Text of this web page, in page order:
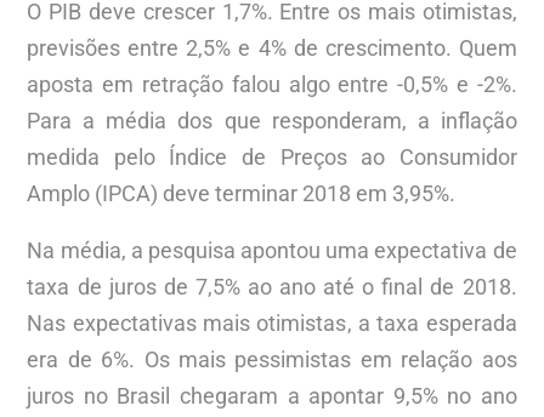
O PIB deve crescer 1,7%. Entre os mais otimistas,
previsões entre 2,5% e 4% de crescimento. Quem
aposta em retração falou algo entre -0,5% e -2%.
Para a média dos que responderam, a inflação
medida pelo Índice de Preços ao Consumidor
Amplo (IPCA) deve terminar 2018 em 3,95%.
Na média, a pesquisa apontou uma expectativa de
taxa de juros de 7,5% ao ano até o final de 2018.
Nas expectativas mais otimistas, a taxa esperada
era de 6%. Os mais pessimistas em relação aos
juros no Brasil chegaram a apontar 9,5% no ano